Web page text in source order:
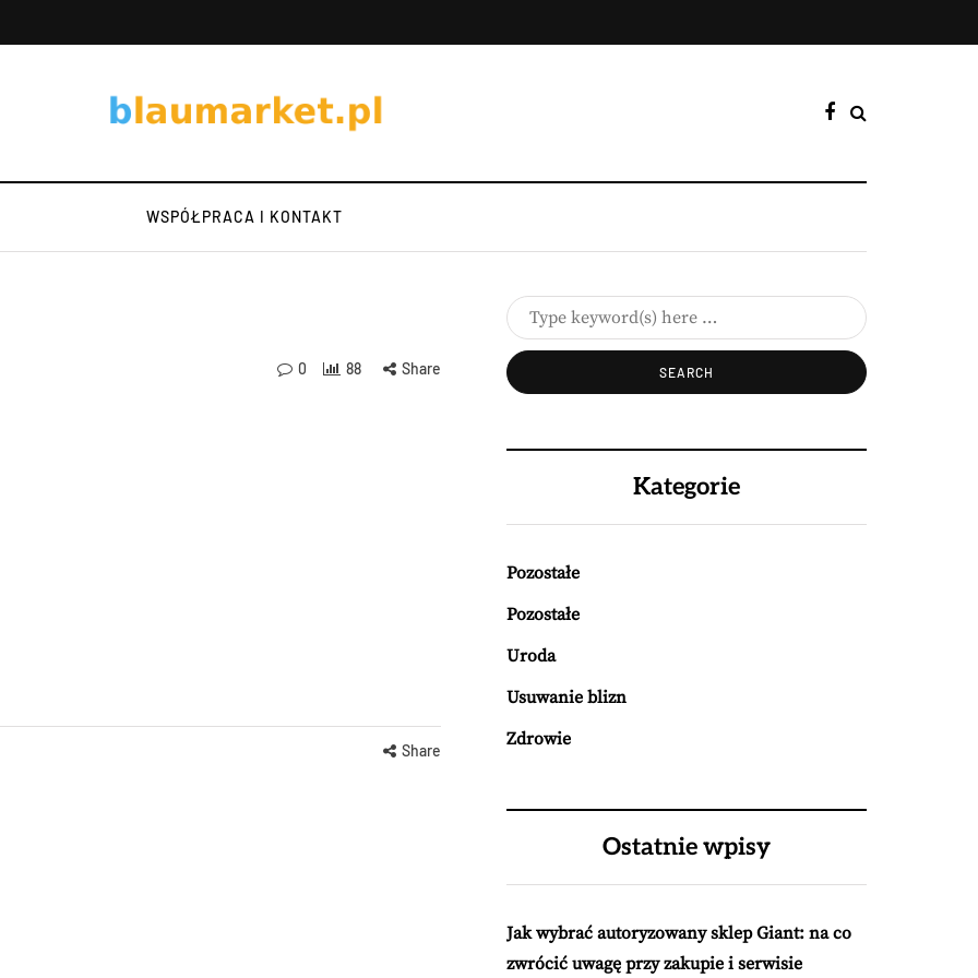
WSPÓŁPRACA I KONTAKT
0 88 Share
Share
Kategorie
Pozostałe
Pozostałe
Uroda
Usuwanie blizn
Zdrowie
Ostatnie wpisy
Jak wybrać autoryzowany sklep Giant: na co
zwrócić uwagę przy zakupie i serwisie